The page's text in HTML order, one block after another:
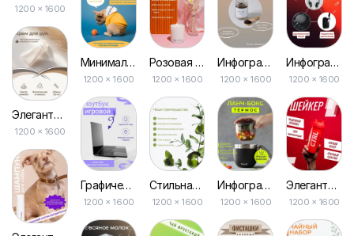
1200 × 1600
Элегантная Бежевая Инфографика для Косметики для Онлайн-маркетплейса
1200 × 1600
Минималистичная Стильная Инфографика в Синем и Желтом для Маркетплейса
1200 × 1600
Графическое Оформление в Сером и Фиолетовом для Технологических Решений на Маркетплейсах
1200 × 1600
Розовая Инфографика: Перечень Преимуществ для Маркетплейса
1200 × 1600
Стильная Серая Инфографика Простого Формата с Преимуществами для Маркетплейса
1200 × 1600
Инфографика Продукта: Градиент в Серых и Бежевых Оттенках для Маркетплейса
1200 × 1600
Инфографика для Маркетплейса: Серый и Зеленый Контейнер для Продуктов
1200 × 1600
Инфографика для Маркетплейса: Коллаж Из Фото Техники с Красным Градиентом
1200 × 1600
Элегантная Многостраничная Инфографика для Маркетплейса в Красном и Белом Цветах
1200 × 1600